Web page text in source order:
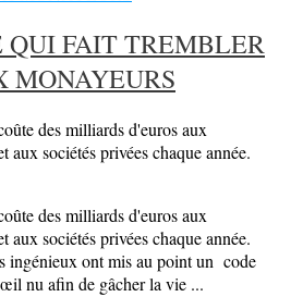
QUI FAIT TREMBLER
MONAYEURS
des milliards d'euros aux
aux sociétés privées chaque année.
des milliards d'euros aux
aux sociétés privées chaque année.
ingénieux ont mis au point un code
nu afin de gâcher la vie ...